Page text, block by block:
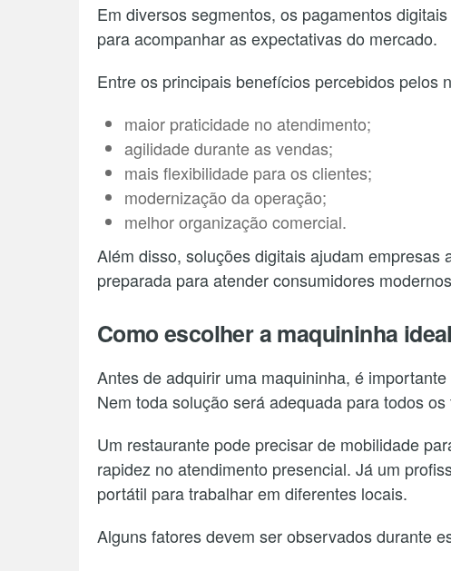
Em diversos segmentos, os pagamentos
para acompanhar as expectativas do mercado.
Entre os principais benefícios percebidos pelos
maior praticidade no atendimento;
agilidade durante as vendas;
mais flexibilidade para os clientes;
modernização da operação;
melhor organização comercial.
Além disso, soluções digitais ajudam
preparada para atender consumidores
Como escolher a maquininha ideal
Antes de adquirir uma maquininha, é
Nem toda solução será adequada para todos
Um restaurante pode precisar de mobilidade
rapidez no atendimento presencial. Já um
portátil para trabalhar em diferentes locais.
Alguns fatores devem ser observados durante